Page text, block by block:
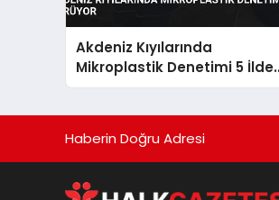
Akdeniz Kıyılarında
Mikroplastik Denetimi 5 İlde
Sürüyor
Haberin Doğru Adresi